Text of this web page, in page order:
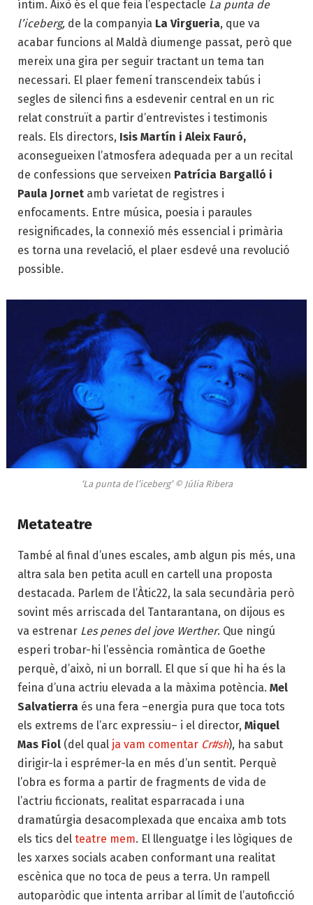
íntim. Això és el que feia l’espectacle La punta de
l’iceberg, de la companyia La Virgueria, que va
acabar funcions al Maldà diumenge passat, però que
mereix una gira per seguir tractant un tema tan
necessari. El plaer femení transcendeix tabús i
segles de silenci fins a esdevenir central en un ric
relat construït a partir d’entrevistes i testimonis
reals. Els directors, Isis Martín i Aleix Fauró,
aconsegueixen l’atmosfera adequada per a un recital
de confessions que serveixen Patrícia Bargalló i
Paula Jornet amb varietat de registres i
enfocaments. Entre música, poesia i paraules
resignificades, la connexió més essencial i primària
es torna una revelació, el plaer esdevé una revolució
possible.
‘La punta de l’iceberg’ © Júlia Ribera
Metateatre
També al final d’unes escales, amb algun pis més, una
altra sala ben petita acull en cartell una proposta
destacada. Parlem de l’Àtic22, la sala secundària però
sovint més arriscada del Tantarantana, on dijous es
va estrenar Les penes del jove Werther. Que ningú
esperi trobar-hi l’essència romàntica de Goethe
perquè, d’això, ni un borrall. El que sí que hi ha és la
feina d’una actriu elevada a la màxima potència. Mel
Salvatierra és una fera –energia pura que toca tots
els extrems de l’arc expressiu– i el director, Miquel
Mas Fiol (del qual ja vam comentar Cr#sh), ha sabut
dirigir-la i esprémer-la en més d’un sentit. Perquè
l’obra es forma a partir de fragments de vida de
l’actriu ficcionats, realitat esparracada i una
dramatúrgia desacomplexada que encaixa amb tots
els tics del teatre mem. El llenguatge i les lògiques de
les xarxes socials acaben conformant una realitat
escènica que no toca de peus a terra. Un rampell
autoparòdic que intenta arribar al límit de l’autoficció